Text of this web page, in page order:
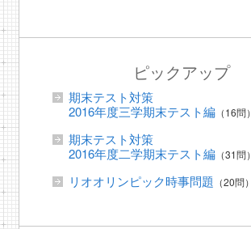
ピックアップ
期末テスト対策
2016年度三学期末テスト編（16問）
期末テスト対策
2016年度二学期末テスト編（31問）
リオオリンピック時事問題 （20問）